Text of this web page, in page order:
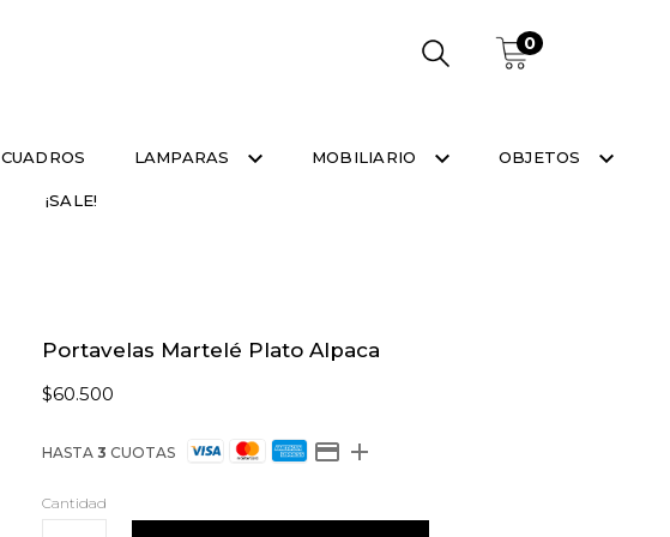
0
CUADROS LAMPARAS MOBILIARIO OBJETOS
¡SALE!
Portavelas Martelé Plato Alpaca
$60.500
HASTA 3 CUOTAS
Cantidad